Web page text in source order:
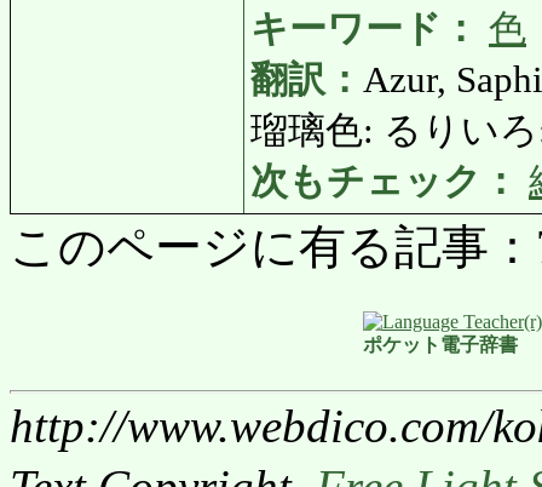
キーワード： 色
翻訳： Azur,
瑠璃色: るりい
次もチェック：
このページに有る記事
ポケット電子辞書
http://www.webdico.com/